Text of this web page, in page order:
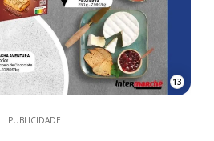
13
PUBLICIDADE